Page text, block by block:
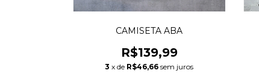
CAMISETA ABA
R$139,99
3 x de R$46,66 sem juros